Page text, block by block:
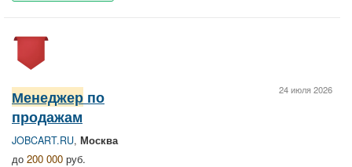
24 июля 2026
Менеджер по
продажам
JOBCART.RU, Москва
до 200 000 руб.